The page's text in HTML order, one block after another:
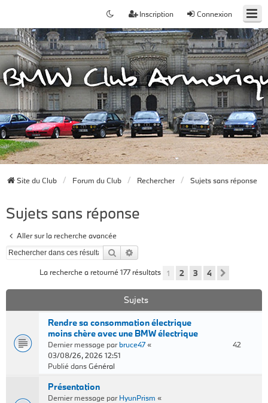
Connexion
Inscription
Site du Club Forum du Club Rechercher Sujets sans réponse
Sujets sans réponse
Aller sur la recherche avancée
Rechercher
La recherche a retourné 177 résultats 1 2 3 4
Sujets
Rendre sa consommation électrique
moins chère avec une BMW électrique
Dernier message parbruce47«
03/08/26, 2026 12:51
Publié dansGénéral
42
Présentation
Dernier message parHyunPrism «